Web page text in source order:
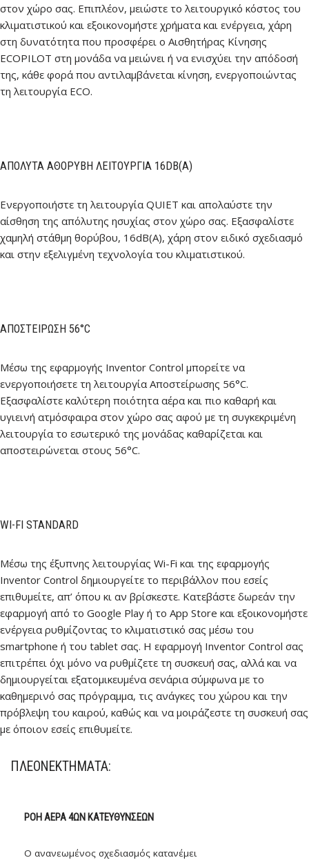
στον χώρο σας. Επιπλέον, μειώστε το λειτουργικό κόστος του
κλιματιστικού και εξοικονομήστε χρήματα και ενέργεια, χάρη
στη δυνατότητα που προσφέρει ο Αισθητήρας Κίνησης
ECOPILOT στη μονάδα να μειώνει ή να ενισχύει την απόδοσή
της, κάθε φορά που αντιλαμβάνεται κίνηση, ενεργοποιώντας
τη λειτουργία ECO.
ΑΠΌΛΥΤΑ ΑΘΌΡΥΒΗ ΛΕΙΤΟΥΡΓΊΑ 16DB(A)
Ενεργοποιήστε τη λειτουργία QUIET και απολαύστε την
αίσθηση της απόλυτης ησυχίας στον χώρο σας. Εξασφαλίστε
χαμηλή στάθμη θορύβου, 16dB(A), χάρη στον ειδικό σχεδιασμό
και στην εξελιγμένη τεχνολογία του κλιματιστικού.
ΑΠΟΣΤΕΊΡΩΣΗ 56°C
Μέσω της εφαρμογής Inventor Control μπορείτε να
ενεργοποιήσετε τη λειτουργία Αποστείρωσης 56°C.
Εξασφαλίστε καλύτερη ποιότητα αέρα και πιο καθαρή και
υγιεινή ατμόσφαιρα στον χώρο σας αφού με τη συγκεκριμένη
λειτουργία το εσωτερικό της μονάδας καθαρίζεται και
αποστειρώνεται στους 56°C.
WI-FI STANDARD
Mέσω της έξυπνης λειτουργίας Wi-Fi και της εφαρμογής
Inventor Control δημιουργείτε το περιβάλλον που εσείς
επιθυμείτε, απ’ όπου κι αν βρίσκεστε. Κατεβάστε δωρεάν την
εφαρμογή από το Google Play ή το App Store και εξοικονομήστε
ενέργεια ρυθμίζοντας το κλιματιστικό σας μέσω του
smartphone ή του tablet σας. Η εφαρμογή Inventor Control σας
επιτρέπει όχι μόνο να ρυθμίζετε τη συσκευή σας, αλλά και να
δημιουργείται εξατομικευμένα σενάρια σύμφωνα με το
καθημερινό σας πρόγραμμα, τις ανάγκες του χώρου και την
πρόβλεψη του καιρού, καθώς και να μοιράζεστε τη συσκευή σας
με όποιον εσείς επιθυμείτε.
ΠΛΕΟΝΕΚΤΉΜΑΤΑ:
ΡΟΉ ΑΈΡΑ 4ΩΝ ΚΑΤΕΥΘΎΝΣΕΩΝ
Ο ανανεωμένος σχεδιασμός κατανέμει